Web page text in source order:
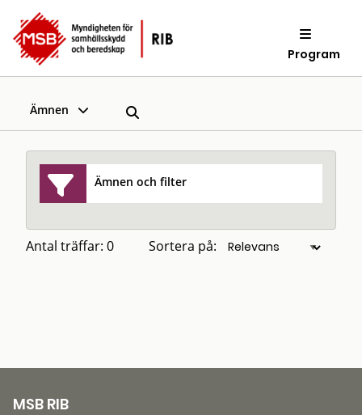
Program
Ämnen
Ämnen och filter
Antal träffar: 0 Sortera på:
MSB RIB